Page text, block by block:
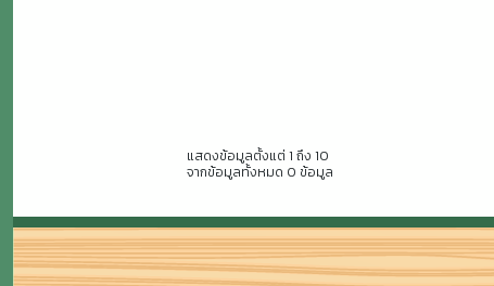
แสดงข้อมูลตั้งแต่ 1 ถึง 10
จากข้อมูลทั้งหมด 0 ข้อมูล